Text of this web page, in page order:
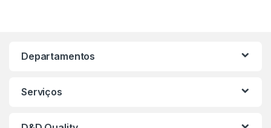
Departamentos
Serviços